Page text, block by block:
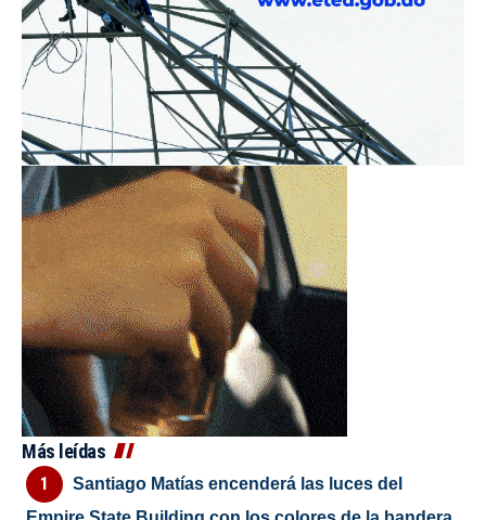
Más leídas
Santiago Matías encenderá las luces del